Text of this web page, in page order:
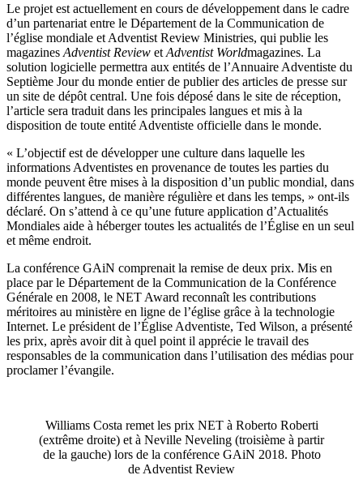
Le projet est actuellement en cours de développement dans le cadre
d’un partenariat entre le Département de la Communication de
l’église mondiale et Adventist Review Ministries, qui publie les
magazines Adventist Review et Adventist Worldmagazines. La
solution logicielle permettra aux entités de l’Annuaire Adventiste du
Septième Jour du monde entier de publier des articles de presse sur
un site de dépôt central. Une fois déposé dans le site de réception,
l’article sera traduit dans les principales langues et mis à la
disposition de toute entité Adventiste officielle dans le monde.
« L’objectif est de développer une culture dans laquelle les
informations Adventistes en provenance de toutes les parties du
monde peuvent être mises à la disposition d’un public mondial, dans
différentes langues, de manière régulière et dans les temps, » ont-ils
déclaré. On s’attend à ce qu’une future application d’Actualités
Mondiales aide à héberger toutes les actualités de l’Église en un seul
et même endroit.
La conférence GAiN comprenait la remise de deux prix. Mis en
place par le Département de la Communication de la Conférence
Générale en 2008, le NET Award reconnaît les contributions
méritoires au ministère en ligne de l’église grâce à la technologie
Internet. Le président de l’Église Adventiste, Ted Wilson, a présenté
les prix, après avoir dit à quel point il apprécie le travail des
responsables de la communication dans l’utilisation des médias pour
proclamer l’évangile.
Williams Costa remet les prix NET à Roberto Roberti
(extrême droite) et à Neville Neveling (troisième à partir
de la gauche) lors de la conférence GAiN 2018. Photo
de Adventist Review